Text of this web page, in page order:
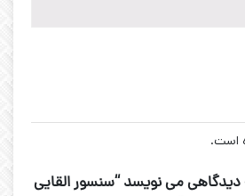
است.
می نویسد “سنسور القایی